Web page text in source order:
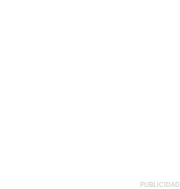
PUBLICIDAD